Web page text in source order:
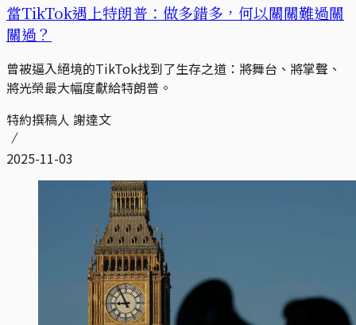
當TikTok遇上特朗普：做多錯多，何以關關難過關
關過？
曾被逼入絕境的TikTok找到了生存之道：將舞台、將掌聲、
將光榮最大幅度獻給特朗普。
特約撰稿人 謝達文
2025-11-03